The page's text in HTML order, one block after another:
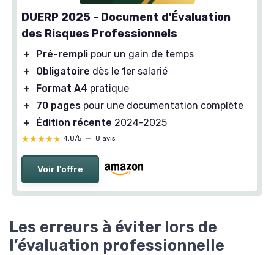
DUERP 2025 - Document d'Évaluation
des Risques Professionnels
＋ Pré-rempli pour un gain de temps
＋
Obligatoire dès le 1er salarié
＋
Format A4 pratique
＋
70 pages pour une documentation complète
＋
Édition récente 2024-2025
★★★★★
★★★★★ 4,8/5 — 8 avis
Voir l'offre
Les erreurs à éviter lors de
l’évaluation professionnelle